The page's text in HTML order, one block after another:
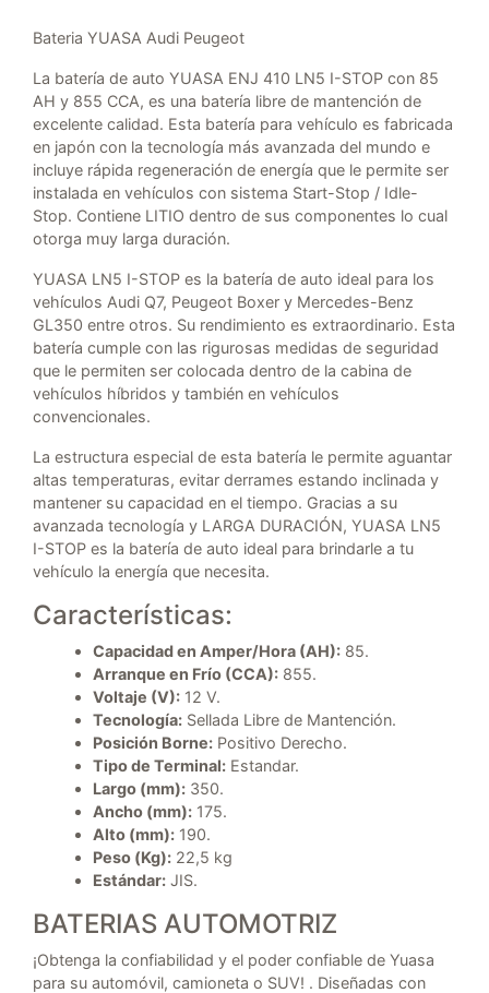
Bateria YUASA Audi Peugeot
La batería de auto YUASA ENJ 410 LN5 I-STOP con 85
AH y 855 CCA, es una batería libre de mantención de
excelente calidad. Esta batería para vehículo es fabricada
en japón con la tecnología más avanzada del mundo e
incluye rápida regeneración de energía que le permite ser
instalada en vehículos con sistema Start-Stop / Idle-
Stop. Contiene LITIO dentro de sus componentes lo cual
otorga muy larga duración.
YUASA LN5 I-STOP es la batería de auto ideal para los
vehículos Audi Q7, Peugeot Boxer y Mercedes-Benz
GL350 entre otros. Su rendimiento es extraordinario. Esta
batería cumple con las rigurosas medidas de seguridad
que le permiten ser colocada dentro de la cabina de
vehículos híbridos y también en vehículos
convencionales.
La estructura especial de esta batería le permite aguantar
altas temperaturas, evitar derrames estando inclinada y
mantener su capacidad en el tiempo. Gracias a su
avanzada tecnología y LARGA DURACIÓN, YUASA LN5
I-STOP es la batería de auto ideal para brindarle a tu
vehículo la energía que necesita.
Características:
Capacidad en Amper/Hora (AH): 85.
Arranque en Frío (CCA): 855.
Voltaje (V): 12 V.
Tecnología: Sellada Libre de Mantención.
Posición Borne: Positivo Derecho.
Tipo de Terminal: Estandar.
Largo (mm): 350.
Ancho (mm): 175.
Alto (mm): 190.
Peso (Kg): 22,5 kg
Estándar: JIS.
BATERIAS AUTOMOTRIZ
¡Obtenga la confiabilidad y el poder confiable de Yuasa
para su automóvil, camioneta o SUV! . Diseñadas con